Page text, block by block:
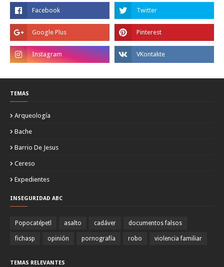
TEMAS
Arqueología
Bache
Barrio De Jesus
Cereso
Expedientes
INSEGURIDAD ABC
Popocatépetl asalto cadáver documentos falsos
fichasp opinión pornografía robo violencia familiar
TEMAS RELEVANTES